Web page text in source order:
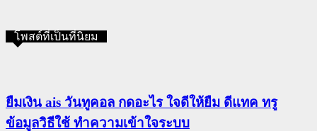
โพสต์ที่เป็นที่นิยม
ยืมเงิน ais วันทูคอล กดอะไร ใจดีให้ยืม ดีแทค ทรู
ข้อมูลวิธีใช้ ทำความเข้าใจระบบ